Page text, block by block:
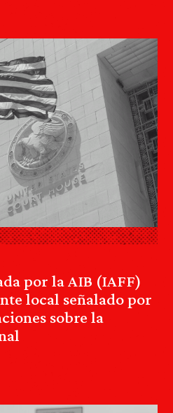
por la AIB (IAFF)
local señalado por
sobre la